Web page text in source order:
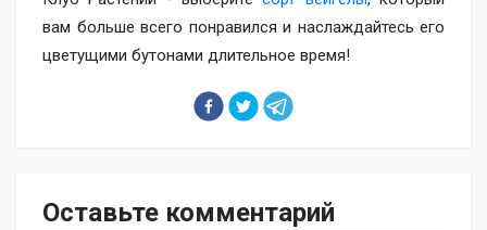
вам больше всего понравился и наслаждайтесь его
цветущими бутонами длительное время!
Оставьте комментарий